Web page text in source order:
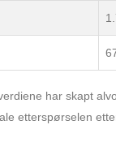
har skapt
etterspørselen